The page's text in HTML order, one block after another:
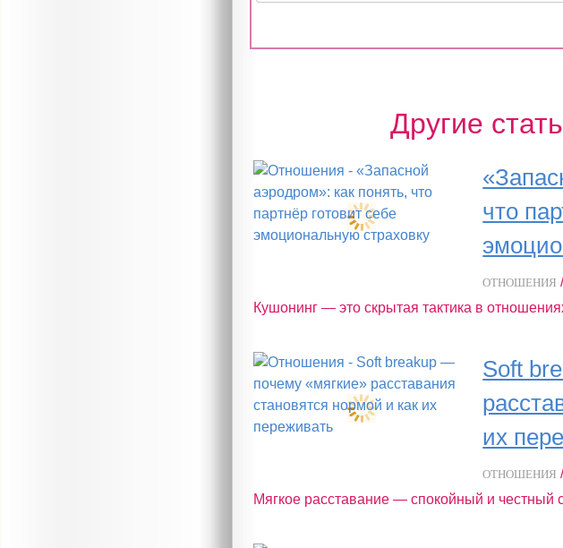
Другие
что
ОТНОШЕНИЯ
Кушонинг — это скрытая тактика в
Soft
их
ОТНОШЕНИЯ
Мягкое расставание — спокойный и честный